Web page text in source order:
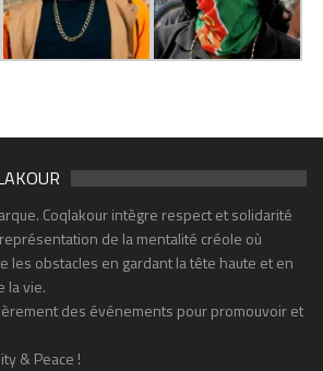
Coqlakour intègre respect et solidarité
de la mentalité créole où
les obstacles en gardant la tête haute et en
la vie.
des événements pour promouvoir et
& Peace !